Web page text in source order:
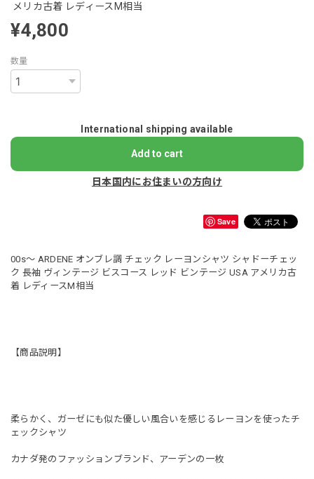
メリカ古着 レディースM相当
¥4,800
数量
International shipping available
Add to cart
日本国内にお住まいの方向け
Save
00s〜 ARDENE オンブレ調 チェック レーヨンシャツ シャドーチェッ
ク 長袖 ヴィンテージ ビスコース レッド ビンテージ USA アメリカ古
着 レディースM相当
【商品説明】
柔らかく、ガーゼにも似た優しい風合いを感じるレーヨンを使ったチ
ェックシャツ
カナダ発のファッションブランド、アーデンの一枚